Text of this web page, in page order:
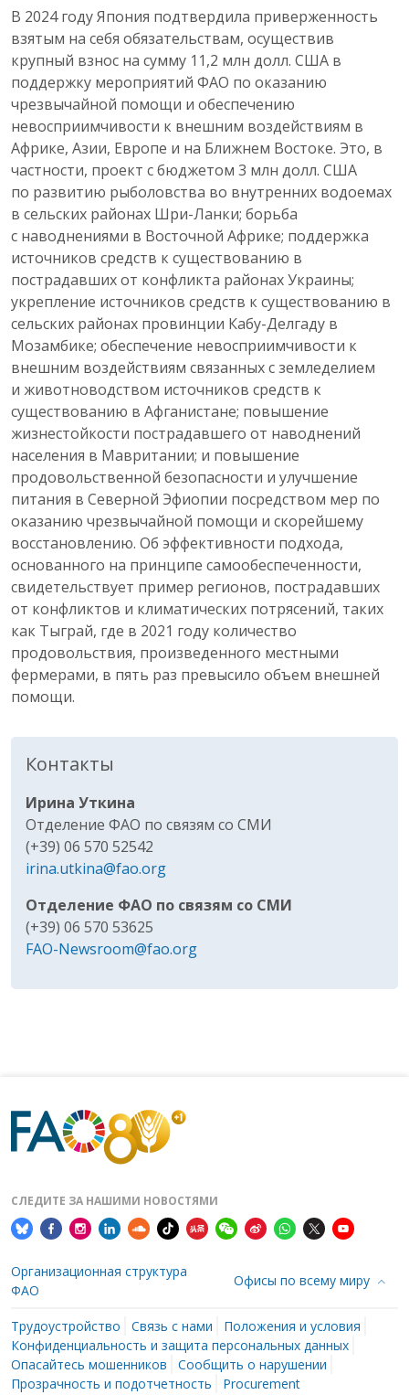
В 2024 году Япония подтвердила приверженность
взятым на себя обязательствам, осуществив
крупный взнос на сумму 11,2 млн долл. США в
поддержку мероприятий ФАО по оказанию
чрезвычайной помощи и обеспечению
невосприимчивости к внешним воздействиям в
Африке, Азии, Европе и на Ближнем Востоке. Это, в
частности, проект с бюджетом 3 млн долл. США
по развитию рыболовства во внутренних водоемах
в сельских районах Шри-Ланки; борьба
с наводнениями в Восточной Африке; поддержка
источников средств к существованию в
пострадавших от конфликта районах Украины;
укрепление источников средств к существованию в
сельских районах провинции Кабу-Делгаду в
Мозамбике; обеспечение невосприимчивости к
внешним воздействиям связанных с земледелием
и животноводством источников средств к
существованию в Афганистане; повышение
жизнестойкости пострадавшего от наводнений
населения в Мавритании; и повышение
продовольственной безопасности и улучшение
питания в Северной Эфиопии посредством мер по
оказанию чрезвычайной помощи и скорейшему
восстановлению. Об эффективности подхода,
основанного на принципе самообеспеченности,
свидетельствует пример регионов, пострадавших
от конфликтов и климатических потрясений, таких
как Тыграй, где в 2021 году количество
продовольствия, произведенного местными
фермерами, в пять раз превысило объем внешней
помощи.
Контакты
Ирина Уткина
Отделение ФАО по связям со СМИ
(+39) 06 570 52542
irina.utkina@fao.org
Отделение ФАО по связям со СМИ
(+39) 06 570 53625
FAO-Newsroom@fao.org
СЛЕДИТЕ ЗА НАШИМИ НОВОСТЯМИ
Организационная структура
ФАО
Офисы по всему миру
Трудоустройство Связь с нами
Положения и условия
Конфиденциальность и защита персональных данных
Опасайтесь мошенников
Сообщить о нарушении
Прозрачность и подотчетность
Procurement